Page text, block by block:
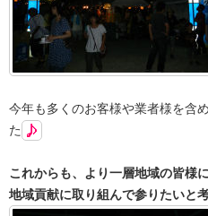
今年も多くのお客様や業者様を含
た
これからも、より一層地域の皆様
地域貢献に取り組んで参りたいと